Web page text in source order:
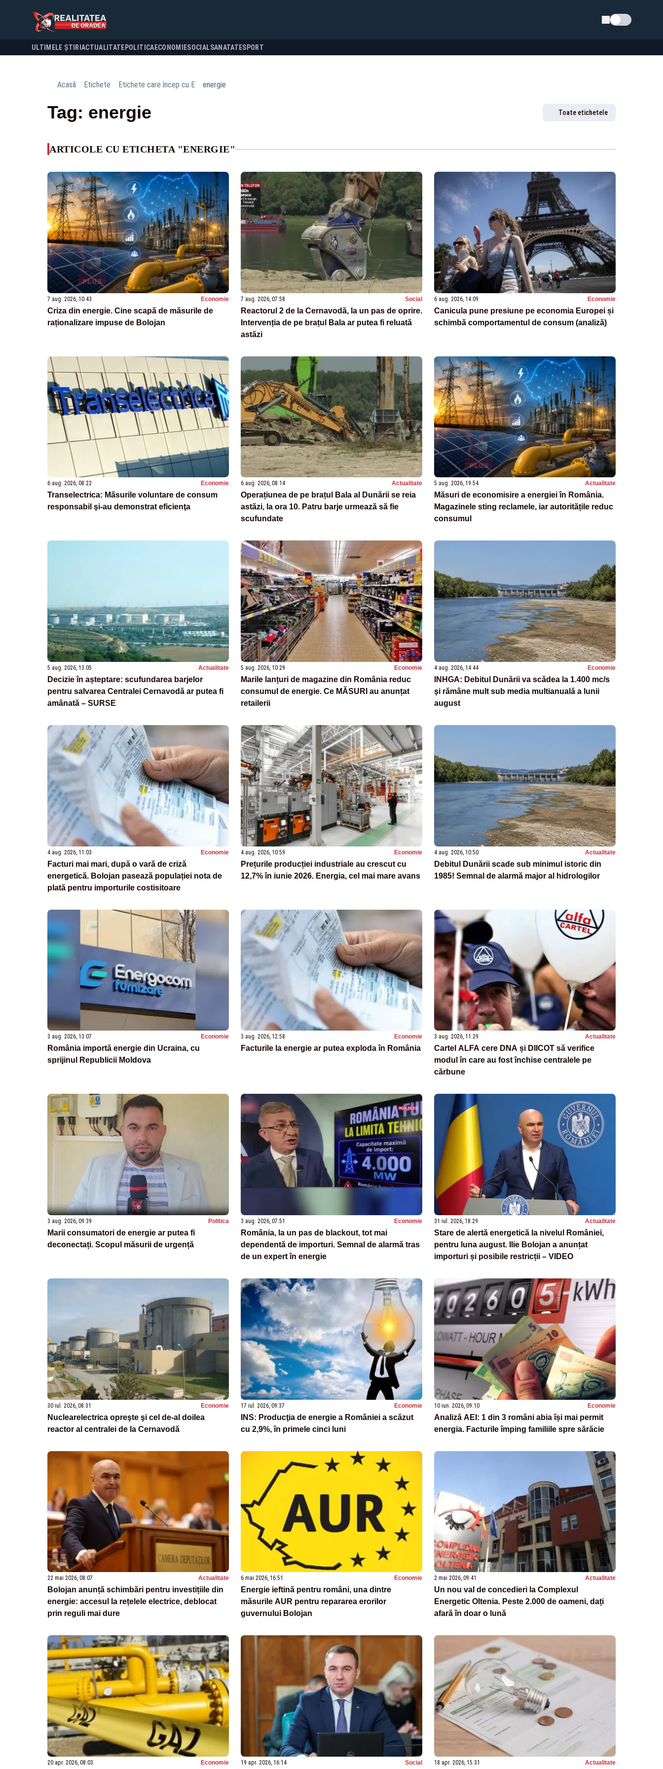
Schimba tema
ULTIMELE ȘTIRI ACTUALITATE POLITICA ECONOMIESOCIALSANATATESPORT
Acasă Etichete Etichete care încep cu E energie
Tag: energie Toate etichetele
ARTICOLE CU ETICHETA "ENERGIE"
7 aug. 2026, 10:43 Economie
Criza din energie. Cine scapă de măsurile de
raționalizare impuse de Bolojan
7 aug. 2026, 07:58 Social
Reactorul 2 de la Cernavodă, la un pas de oprire.
Intervenția de pe brațul Bala ar putea fi reluată
astăzi
6 aug. 2026, 14:09 Economie
Canicula pune presiune pe economia Europei și
schimbă comportamentul de consum (analiză)
6 aug. 2026, 08:22 Economie
Transelectrica: Măsurile voluntare de consum
responsabil şi-au demonstrat eficienţa
6 aug. 2026, 08:14 Actualitate
Operațiunea de pe brațul Bala al Dunării se reia
astăzi, la ora 10. Patru barje urmează să fie
scufundate
5 aug. 2026, 19:54 Actualitate
Măsuri de economisire a energiei în România.
Magazinele sting reclamele, iar autoritățile reduc
consumul
5 aug. 2026, 13:05 Actualitate
Decizie în așteptare: scufundarea barjelor
pentru salvarea Centralei Cernavodă ar putea fi
amânată – SURSE
5 aug. 2026, 10:29 Economie
Marile lanțuri de magazine din România reduc
consumul de energie. Ce MĂSURI au anunțat
retailerii
4 aug. 2026, 14:44 Economie
INHGA: Debitul Dunării va scădea la 1.400 mc/s
şi rămâne mult sub media multianuală a lunii
august
4 aug. 2026, 11:03 Economie
Facturi mai mari, după o vară de criză
energetică. Bolojan pasează populației nota de
plată pentru importurile costisitoare
4 aug. 2026, 10:59 Economie
Prețurile producției industriale au crescut cu
12,7% în iunie 2026. Energia, cel mai mare avans
4 aug. 2026, 10:50 Actualitate
Debitul Dunării scade sub minimul istoric din
1985! Semnal de alarmă major al hidrologilor
3 aug. 2026, 13:07 Economie
România importă energie din Ucraina, cu
sprijinul Republicii Moldova
3 aug. 2026, 12:58 Economie
Facturile la energie ar putea exploda în România
3 aug. 2026, 11:29 Actualitate
Cartel ALFA cere DNA și DIICOT să verifice
modul în care au fost închise centralele pe
cărbune
3 aug. 2026, 09:39 Politica
Marii consumatori de energie ar putea fi
deconectați. Scopul măsurii de urgență
3 aug. 2026, 07:51 Economie
România, la un pas de blackout, tot mai
dependentă de importuri. Semnal de alarmă tras
de un expert în energie
31 iul. 2026, 18:29 Actualitate
Stare de alertă energetică la nivelul României,
pentru luna august. Ilie Bolojan a anunțat
importuri și posibile restricții – VIDEO
30 iul. 2026, 08:31 Economie
Nuclearelectrica opreşte şi cel de-al doilea
reactor al centralei de la Cernavodă
17 iul. 2026, 09:37 Economie
INS: Producţia de energie a României a scăzut
cu 2,9%, în primele cinci luni
10 iun. 2026, 09:10 Economie
Analiză AEI: 1 din 3 români abia își mai permit
energia. Facturile împing familiile spre sărăcie
22 mai 2026, 08:07 Actualitate
Bolojan anunță schimbări pentru investițiile din
energie: accesul la rețelele electrice, deblocat
prin reguli mai dure
6 mai 2026, 16:51 Economie
Energie ieftină pentru români, una dintre
măsurile AUR pentru repararea erorilor
guvernului Bolojan
2 mai 2026, 09:41 Actualitate
Un nou val de concedieri la Complexul
Energetic Oltenia. Peste 2.000 de oameni, dați
afară în doar o lună
20 apr. 2026, 08:03 Economie 19 apr. 2026, 16:14 Social 18 apr. 2026, 15:31 Actualitate